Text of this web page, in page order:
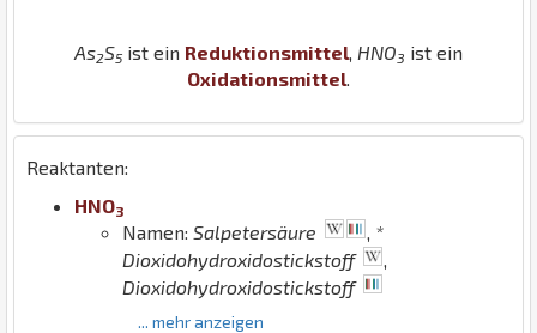
As2S5 ist ein Reduktionsmittel HNO3 ist ein
Oxidationsmittel
Reaktanten:
HNO3
Namen: Salpetersäure
*
Dioxidohydroxidostickstoff
Dioxidohydroxidostickstoff
... mehr anzeigen